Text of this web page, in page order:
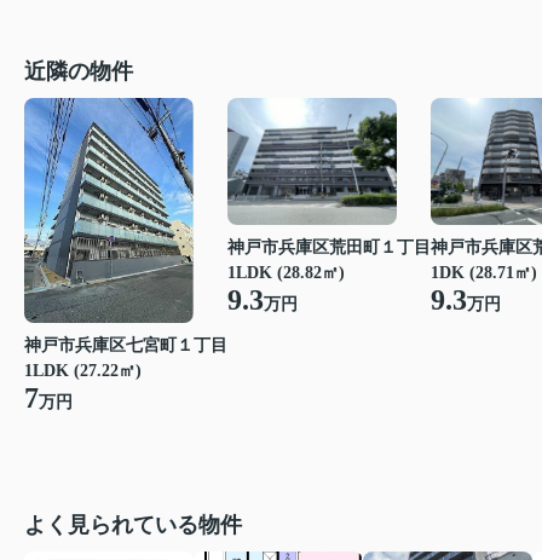
近隣の物件
神戸市兵庫区七宮町１丁目
1LDK (27.22㎡)
7万円
神戸市兵庫区荒田町１丁目
1LDK (28.82㎡)
9.3万円
神戸市兵庫区
1DK (28.71㎡)
9.3万円
よく見られている物件